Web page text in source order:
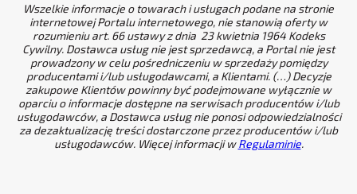
Wszelkie informacje o towarach i usługach podane na stronie
internetowej Portalu internetowego, nie stanowią oferty w
rozumieniu art. 66 ustawy z dnia 23 kwietnia 1964 Kodeks
Cywilny. Dostawca usług nie jest sprzedawcą, a Portal nie jest
prowadzony w celu pośredniczeniu w sprzedaży pomiędzy
producentami i/lub usługodawcami, a Klientami. (…) Decyzje
zakupowe Klientów powinny być podejmowane wyłącznie w
oparciu o informacje dostępne na serwisach producentów i/lub
usługodawców, a Dostawca usług nie ponosi odpowiedzialności
za dezaktualizację treści dostarczone przez producentów i/lub
usługodawców. Więcej informacji wRegulaminie.